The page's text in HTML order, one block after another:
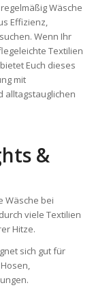
Wäsche
Effizienz,
Wenn Ihr
Textilien
Euch dieses
mit
alltagstauglichen
&
Wäsche bei
viele Textilien
Hitze.
sich gut für